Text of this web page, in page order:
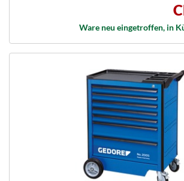
Ware neu eingetroffen, in